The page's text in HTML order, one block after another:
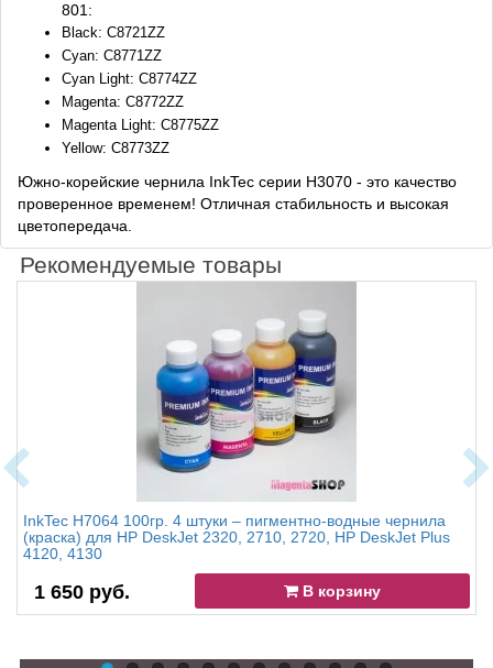
801:
Black: C8721ZZ
Cyan: C8771ZZ
Cyan Light: C8774ZZ
Magenta: C8772ZZ
Magenta Light: C8775ZZ
Yellow: C8773ZZ
Южно-корейские чернила InkTec серии H3070 - это качество
проверенное временем! Отличная стабильность и высокая
цветопередача.
Рекомендуемые товары
InkTec H7064 100гр. 4 штуки – пигментно-водные чернила
(краска) для HP DeskJet 2320, 2710, 2720, HP DeskJet Plus
4120, 4130
1 650 руб. В корзину